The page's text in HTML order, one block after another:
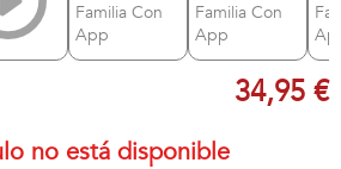
34,95 €
no está disponible